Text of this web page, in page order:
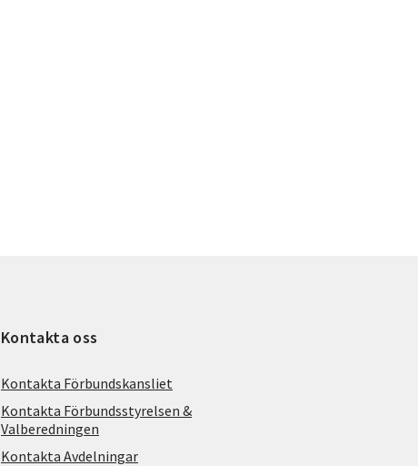
Kontakta oss
Kontakta Förbundskansliet
Kontakta Förbundsstyrelsen &
Valberedningen
Kontakta Avdelningar